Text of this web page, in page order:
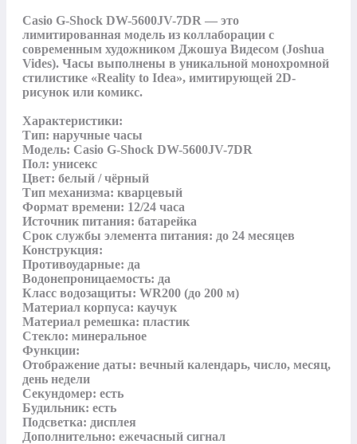
Casio G-Shock DW-5600JV-7DR — это
лимитированная модель из коллаборации с
современным художником Джошуа Видесом (Joshua
Vides). Часы выполнены в уникальной монохромной
стилистике «Reality to Idea», имитирующей 2D-
рисунок или комикс.
Характеристики:
Тип: наручные часы
Модель: Casio G-Shock DW-5600JV-7DR
Пол: унисекс
Цвет: белый / чёрный
Тип механизма: кварцевый
Формат времени: 12/24 часа
Источник питания: батарейка
Срок службы элемента питания: до 24 месяцев
Конструкция:
Противоударные: да
Водонепроницаемость: да
Класс водозащиты: WR200 (до 200 м)
Материал корпуса: каучук
Материал ремешка: пластик
Стекло: минеральное
Функции:
Отображение даты: вечный календарь, число, месяц,
день недели
Секундомер: есть
Будильник: есть
Подсветка: дисплея
Дополнительно: ежечасный сигнал